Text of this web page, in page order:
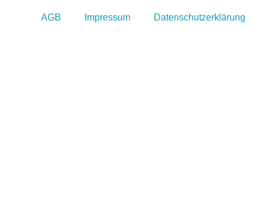
AGB Impressum Datenschutzerklärung